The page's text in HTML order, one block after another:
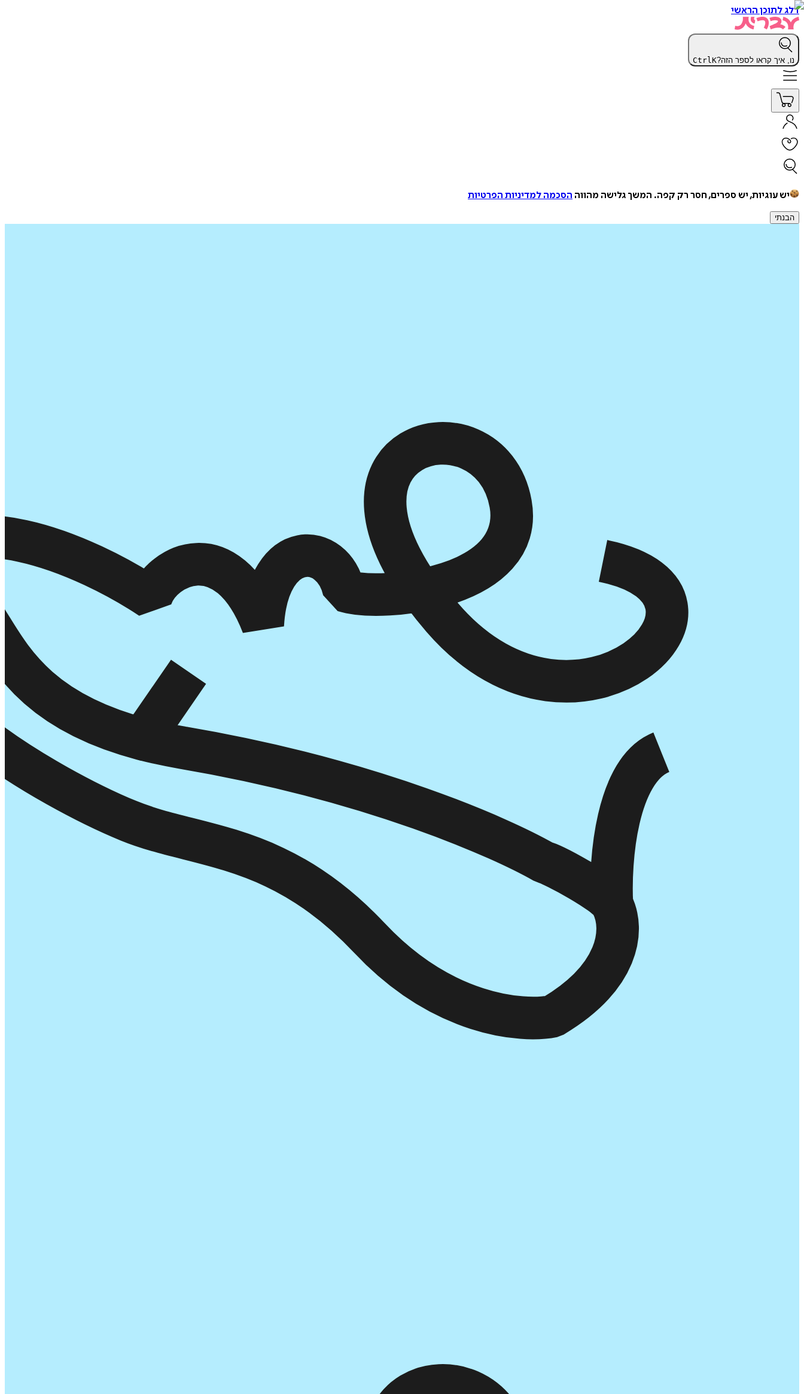
דלג לתוכן הראשי
נו, איך קראו לספר הזה? CtrlK
יש עוגיות, יש ספרים, חסר רק קפה. המשך גלישה מהווה הסכמה למדיניות הפרטיות
הבנתי